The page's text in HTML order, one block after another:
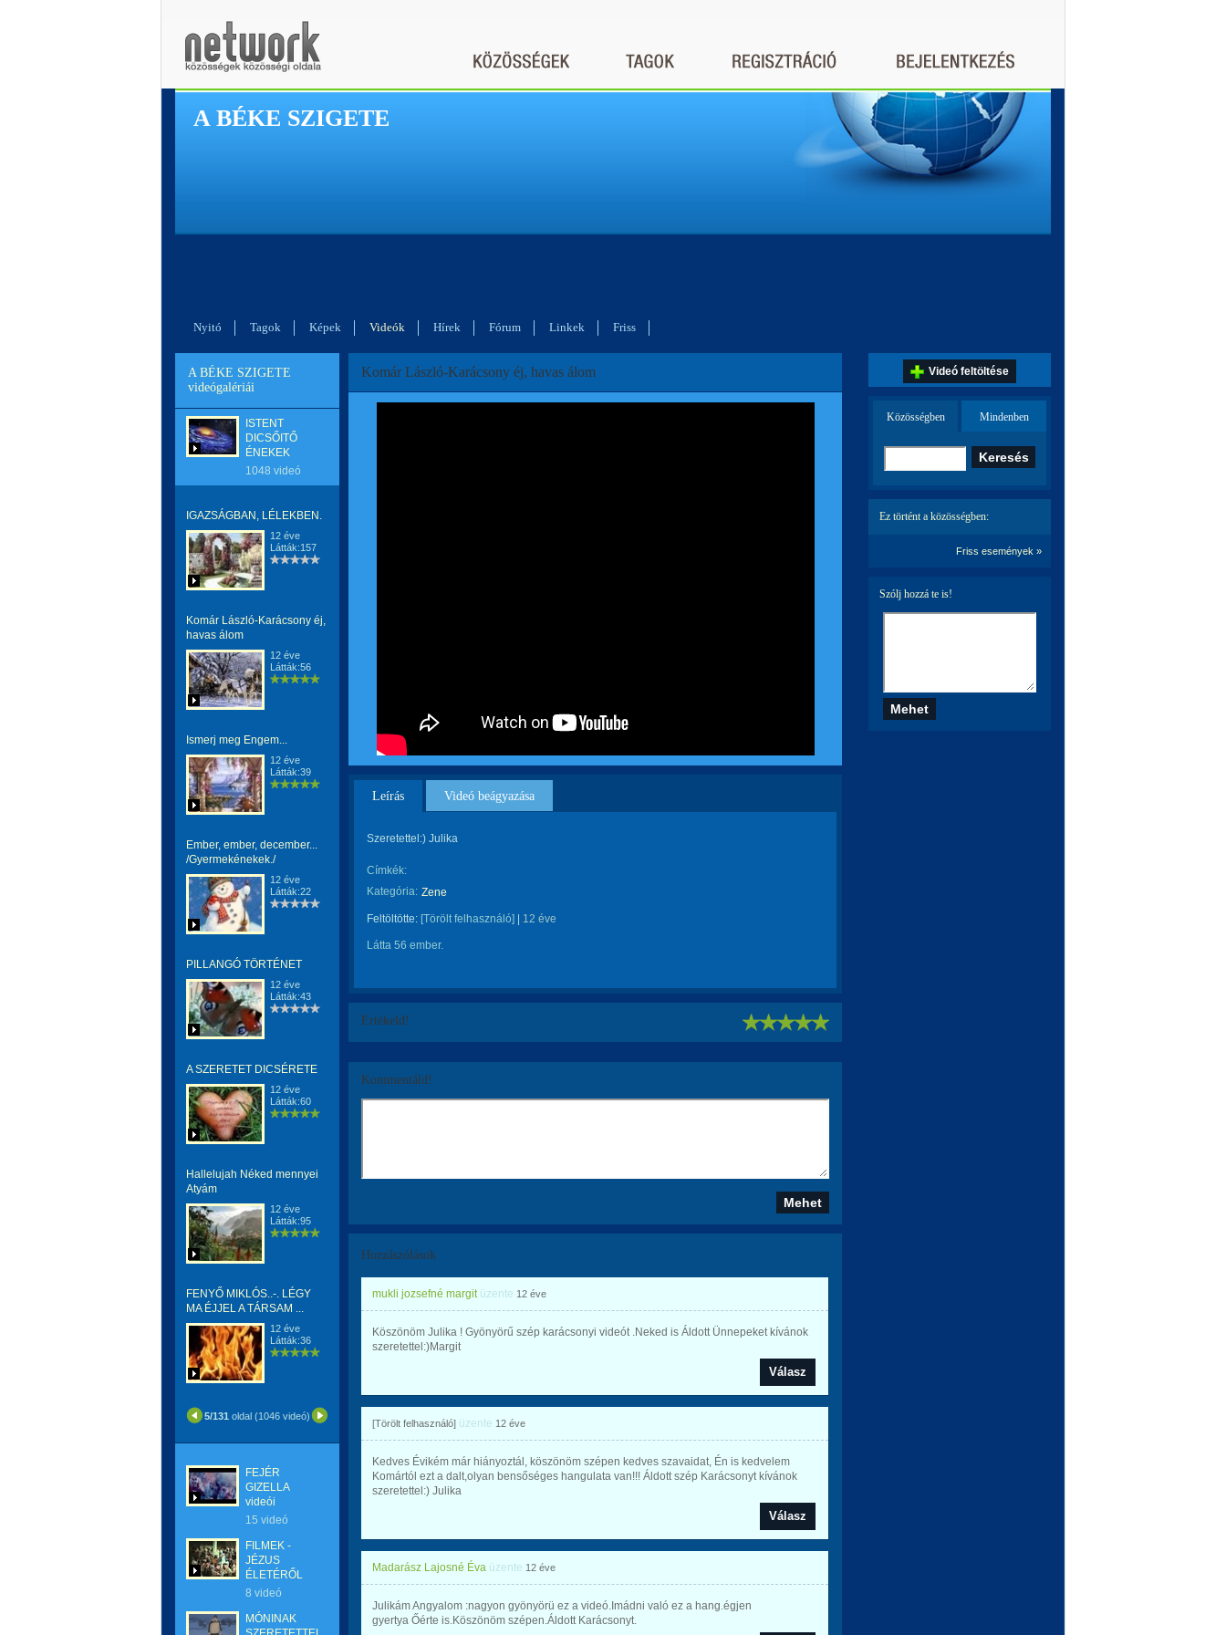
A BÉKE SZIGETE
Nyitó Tagok Képek Videók Hírek Fórum Linkek Friss
A BÉKE SZIGETE
videógalériái
ISTENT
DICSŐITŐ
ÉNEKEK
1048 videó
IGAZSÁGBAN, LÉLEKBEN.
12 éve
Látták:157
Komár László-Karácsony éj,
havas álom
12 éve
Látták:56
Ismerj meg Engem...
12 éve
Látták:39
Ember, ember, december...
/Gyermekénekek./
12 éve
Látták:22
PILLANGÓ TÖRTÉNET
12 éve
Látták:43
A SZERETET DICSÉRETE
12 éve
Látták:60
Hallelujah Néked mennyei
Atyám
12 éve
Látták:95
FENYŐ MIKLÓS..-. LÉGY
MA ÉJJEL A TÁRSAM ...
12 éve
Látták:36
5/131 oldal (1046 videó)
FEJÉR
GIZELLA
videói
15 videó
FILMEK -
JÉZUS
ÉLETÉRŐL
8 videó
MÓNINAK
Komár László-Karácsony éj, havas álom
Leírás Videó beágyazása
Szeretettel:) Julika
Címkék:
Kategória: Zene
Feltöltötte: [Törölt felhasználó] 12 éve
Látta 56 ember.
Értékeld!
Kommentáld!
Hozzászólások
mukli jozsefné margitüzente 12 éve
Köszönöm Julika ! Gyönyörű szép karácsonyi videót .Neked is Áldott Ünnepeket kívánok
szeretettel:)Margit
Válasz
[Törölt felhasználó] üzente 12 éve
Kedves Évikém már hiányoztál, köszönöm szépen kedves szavaidat, Én is kedvelem
Komártól ezt a dalt,olyan bensőséges hangulata van!!! Áldott szép Karácsonyt kívánok
szeretettel:) Julika
Válasz
Madarász Lajosné Éva üzente 12 éve
Julikám Angyalom :nagyon gyönyörü ez a videó.Imádni való ez a hang.égjen
gyertya Őérte is.Köszönöm szépen.Áldott Karácsonyt.
Videó feltöltése
Közösségben Mindenben
Ez történt a közösségben:
Friss események »
Szólj hozzá te is!